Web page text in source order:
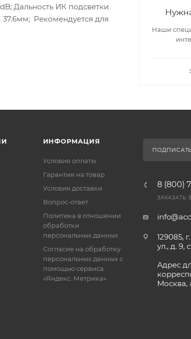
Дальность ИК подсветки
37.6мм; Рекомендуется для
Наши
ИНФОРМАЦИЯ
Условия оплаты
Гарантия на товар
Условия доставки
Вопрос-ответ
Политика в отношении
обработки
персональных данных
Согласие на обработку
персональных данных с
помощью сервиса
«Яндекс. Метрика»
8 (800)
ЗАКАЗАТЬ
129085,
ул., д. 9,
Адрес
Москва,